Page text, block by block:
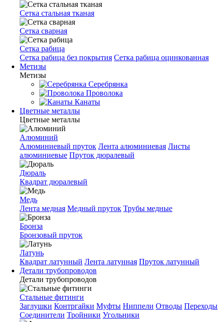
Сетка стальная тканая
Сетка сварная
Сетка рабица
Сетка рабица без покрытия Сетка рабица оцинкованная
Метизы
Метизы
Серебрянка
Проволока
Канаты
Цветные металлы
Цветные металлы
Алюминий
Алюминиевый пруток Лента алюминиевая Листы
алюминиевые Пруток дюралевый
Дюраль
Квадрат дюралевый
Медь
Лента медная Медный пруток Трубы медные
Бронза
Бронзовый пруток
Латунь
Квадрат латунный Лента латунная Пруток латунный
Детали трубопроводов
Детали трубопроводов
Стальные фитинги
Заглушки Контргайки Муфты Ниппели Отводы Переходы
Соединители Тройники Угольники